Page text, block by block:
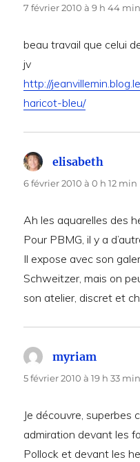
7 février 2010 à 9 h 44 min
beau travail que celui
jv
http://
haricot-bleu/
elisabeth
6 février 2010 à 0 h 12 min
Ah les aquarelles des
Pour PBMG, il y a
Il expose avec son
Schweitzer, mais on
son atelier, discret et
myriam
5 février 2010 à 19 h 33 min
Je découvre, superbes
admiration devant les
Pollock et devant les